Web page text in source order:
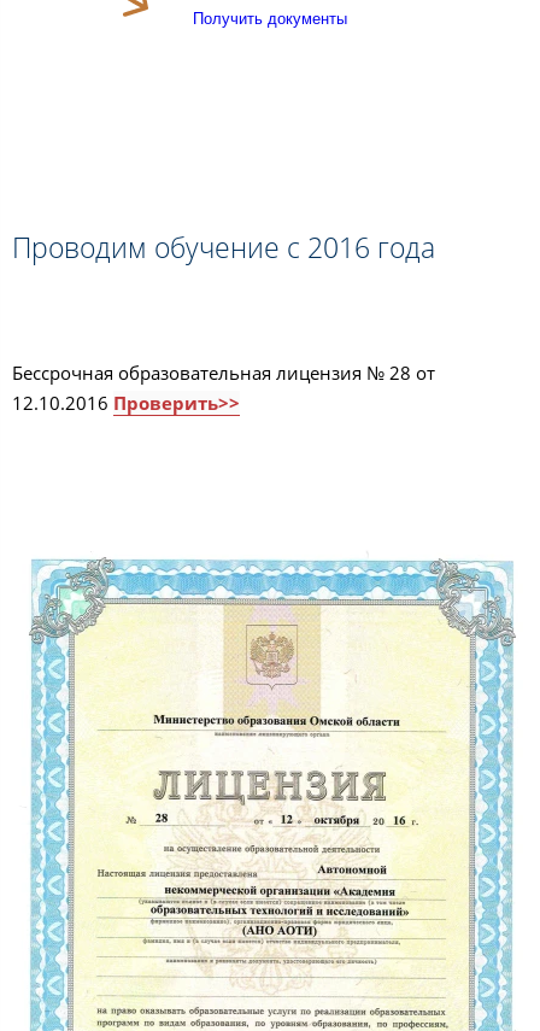
Получить документы
Проводим обучение с 2016 года
Бессрочная образовательная лицензия № 28 от
12.10.2016 Проверить>>